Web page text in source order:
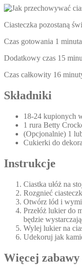
Ciasteczka pozostaną
Czas gotowania 1 minuta
Dodatkowy czas 15
Czas całkowity 16
Składniki
18-24 kupionych
1 rura Betty
(Opcjonalnie) 1
Cukierki do
Instrukcje
Ciastka ułóż na
Rozgnieć
Otwórz lód i
Przełóż lukier do
będzie
Wylej lukier na
Udekoruj jak
Więcej